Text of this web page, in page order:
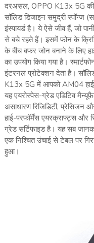
दरअसल, OPPO K13x 5G की
सॉलिड डिजाइन समुद्री स्पॉन्ज
इंस्पायर्ड है। ये ऐसे जीव हैं, जो
से बचे रहते हैं। इसमें फोन के
के बीच बफर जोन बनाने के लिए हाई
का उपयोग किया गया है।
इंटरनल प्रोटेक्शन देता है।
K13x 5G में आपको AM04 हाई
यह एयरोस्पेस-ग्रेड एडिटिव
असाधारण रिजिडिटी, प्रेसिजन
हाई-परफॉर्मेंस एयरक्राफ्ट्स और
ग्रेड सर्टिफाइड है। यह सब
एक निश्चित उंचाई से टेबल पर
हुआ।